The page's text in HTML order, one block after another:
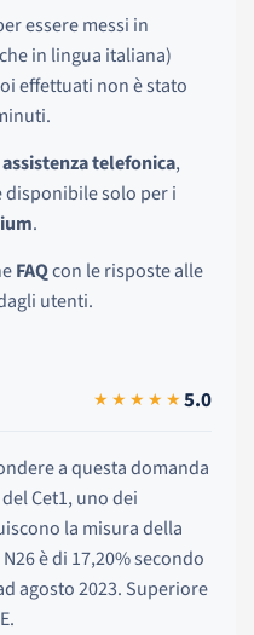
essere messi in
in lingua italiana)
effettuati non è stato
assistenza telefonica,
disponibile solo per i
.
FAQcon le risposte alle
utenti.
★★★★★5.0
a questa domanda
Cet1, uno dei
la misura della
è di 17,20% secondo
agosto 2023. Superiore